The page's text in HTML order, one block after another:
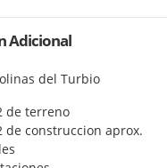
Adicional
del Turbio
de terreno
de construccion aprox.